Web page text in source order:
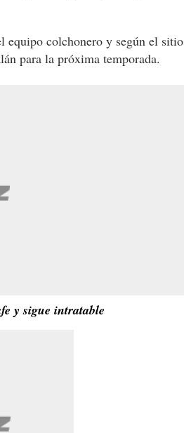
equipo colchonero y según el sitio
para la próxima temporada.
y sigue intratable